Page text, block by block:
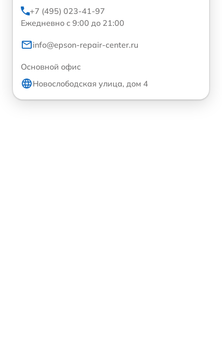
+7 (495) 023-41-97
Ежедневно с 9:00 до 21:00
info@epson-repair-center.ru
Основной офис
Новослободская улица, дом 4